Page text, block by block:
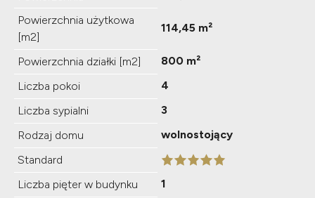
Powierzchnia użytkowa
[m2]
114,45 m²
Powierzchnia działki [m2]
800 m²
Liczba pokoi
4
Liczba sypialni
3
Rodzaj domu
wolnostojący
Standard
Liczba pięter w budynku
1